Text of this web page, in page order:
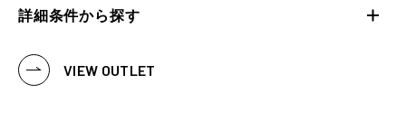
詳細条件から探す
VIEW OUTLET